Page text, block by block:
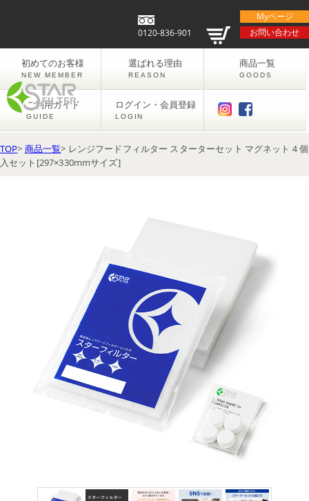
0120-836-901
Myページ
お問い合わせ
初めてのお客様
NEW MEMBER
選ばれる理由
REASON
商品一覧
GOODS
ご利用ガイド
GUIDE
ログイン・会員登録
LOGIN
TOP> 商品一覧> レンジフードフィルター スターターセット マグネット４個
入セット[297×330mmサイズ]